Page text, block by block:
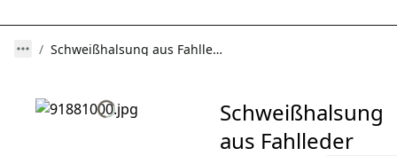
Schweißhalsung aus Fahlleder
Schweißhalsung
aus Fahlleder